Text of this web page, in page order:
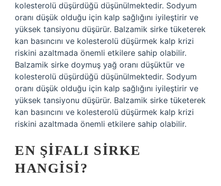
kolesterolü düşürdüğü düşünülmektedir. Sodyum
oranı düşük olduğu için kalp sağlığını iyileştirir ve
yüksek tansiyonu düşürür. Balzamik sirke tüketerek
kan basıncını ve kolesterolü düşürmek kalp krizi
riskini azaltmada önemli etkilere sahip olabilir.
Balzamik sirke doymuş yağ oranı düşüktür ve
kolesterolü düşürdüğü düşünülmektedir. Sodyum
oranı düşük olduğu için kalp sağlığını iyileştirir ve
yüksek tansiyonu düşürür. Balzamik sirke tüketerek
kan basıncını ve kolesterolü düşürmek kalp krizi
riskini azaltmada önemli etkilere sahip olabilir.
EN ŞIFALI SIRKE
HANGISI?